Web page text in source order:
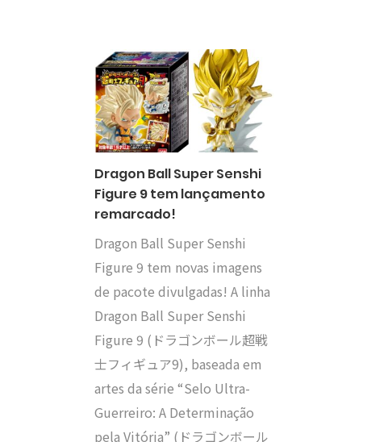
Dragon Ball Super Senshi
Figure 9 tem lançamento
remarcado!
Dragon Ball Super Senshi
Figure 9 tem novas imagens
de pacote divulgadas! A linha
Dragon Ball Super Senshi
Figure 9 (ドラゴンボール超戦
士フィギュア9), baseada em
artes da série “Selo Ultra-
Guerreiro: A Determinação
pela Vitória” (ドラゴンボール